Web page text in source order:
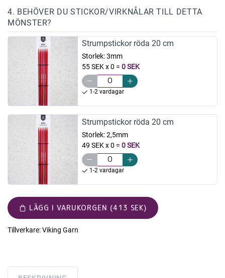
4. BEHÖVER DU STICKOR/VIRKNÅLAR TILL DETTA
MÖNSTER?
Strumpstickor röda 20 cm
Storlek:3mm
55 SEK x 0 = 0 SEK
1-2 vardagar
Strumpstickor röda 20 cm
Storlek:2,5mm
49 SEK x 0 = 0 SEK
1-2 vardagar
LÄGG I VARUKORGEN (413 SEK)
Tillverkare:Viking Garn